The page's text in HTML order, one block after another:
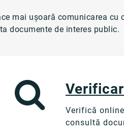
mai ușoară comunicarea
documente de interes public.
Verifică
consultă